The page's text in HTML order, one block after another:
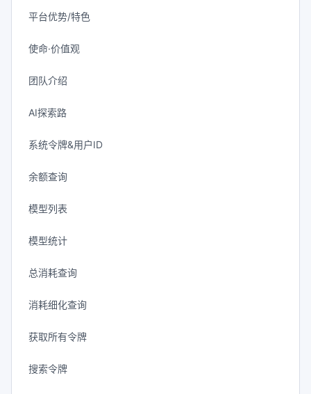
平台优势/特色
使命·价值观
团队介绍
AI探索路
系统令牌&用户ID
余额查询
模型列表
模型统计
总消耗查询
消耗细化查询
获取所有令牌
搜索令牌